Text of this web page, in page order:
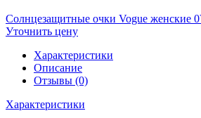
Солнцезащитные очки Vogue женские
Уточнить цену
Характеристики
Описание
Отзывы (0)
Характеристики